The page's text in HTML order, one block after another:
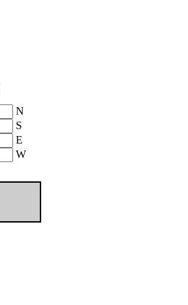
N
S
E
W